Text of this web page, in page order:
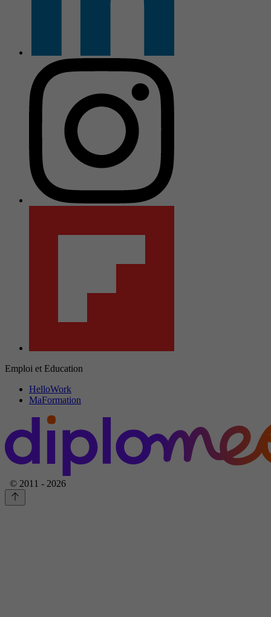
Emploi et Education
HelloWork
MaFormation
© 2011 - 2026